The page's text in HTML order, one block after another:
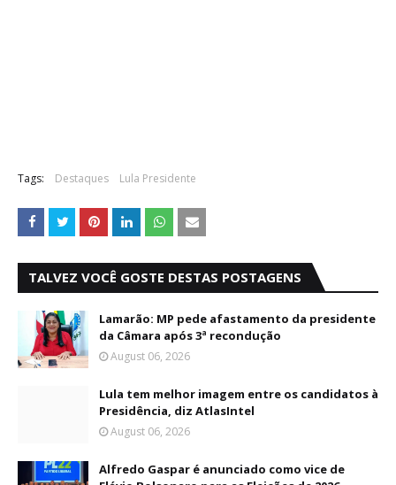
Tags: Destaques Lula Presidente
TALVEZ VOCÊ GOSTE DESTAS POSTAGENS
Lamarão: MP pede afastamento da presidente
da Câmara após 3ª recondução
August 06, 2026
Lula tem melhor imagem entre os candidatos à
Presidência, diz AtlasIntel
August 06, 2026
Alfredo Gaspar é anunciado como vice de